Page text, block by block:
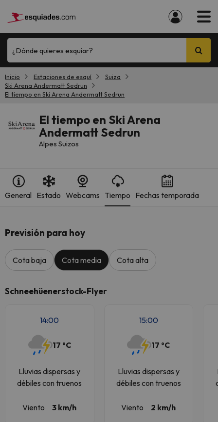
¿Dónde quieres esquiar?
Inicio Estaciones de esquí
Suiza
Ski Arena Andermatt Sedrun
El tiempo en Ski Arena Andermatt Sedrun
El tiempo en Ski Arena
Andermatt Sedrun
Alpes Suizos
General Estado Webcams Tiempo Fechas temporada
Previsión para hoy
Cota baja Cota media Cota alta
Schneehüenerstock-Flyer
14:00
17 ºC
Lluvias dispersas y
débiles con truenos
Viento 3 km/h
15:00
17 ºC
Lluvias dispersas y
débiles con truenos
Viento 2 km/h